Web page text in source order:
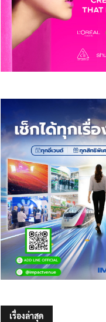
เรื่องล่าสุด